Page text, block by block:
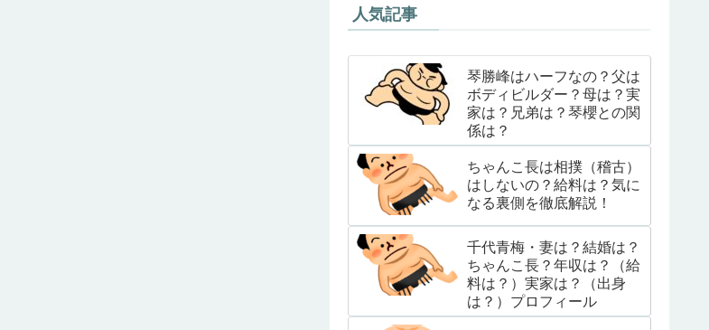
人気記事
琴勝峰はハーフなの？父は
ボディビルダー？母は？実
家は？兄弟は？琴櫻との関
係は？
ちゃんこ長は相撲（稽古）
はしないの？給料は？気に
なる裏側を徹底解説！
千代青梅・妻は？結婚は？
ちゃんこ長？年収は？（給
料は？）実家は？（出身
は？）プロフィール